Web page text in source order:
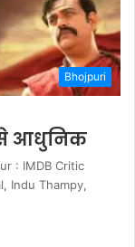
Bhojpuri
से आधुनिक
: IMDB Critic
Indu Thampy,